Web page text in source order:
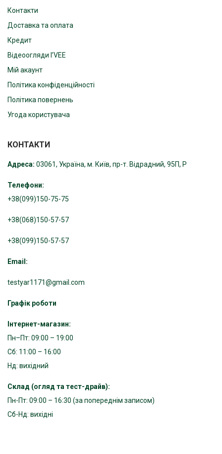
Контакти
Доставка та оплата
Кредит
Відеоогляди I’VEE
Мій акаунт
Політика конфіденційності
Політика повернень
Угода користувача
КОНТАКТИ
Адреса: 03061, Україна, м. Київ, пр-т. Відрадний, 95П, Р
Телефони:
+38(099)150-75-75
+38(068)150-57-57
+38(099)150-57-57
Email:
testyar1171@gmail.com
Графік роботи
Інтернет-магазин:
Пн–Пт: 09:00 – 19:00
Сб: 11:00 – 16:00
Нд: вихідний
Склад (огляд та тест-драйв):
Пн-Пт: 09:00 – 16:30 (за попереднім записом)
Сб-Нд: вихідні